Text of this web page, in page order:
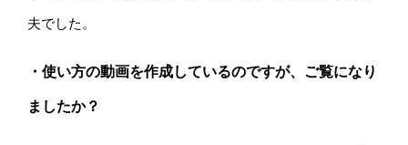
夫でした。
・使い方の動画を作成しているのですが、ご覧になり
ましたか？